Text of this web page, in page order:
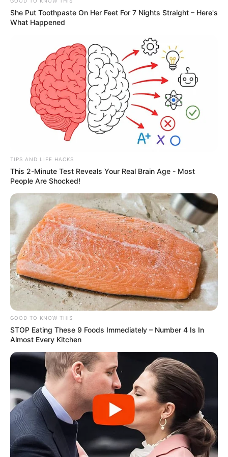
λωρίδα άμμου με θάλασσα και στις δύο
πλευρές, 90 λεπτά από Χαλκίδα
Ακολουθήστε το evianews.com στο Google
ΤΑ ΠΙΟ ΔΗΜΟΦΙΛΗ
She Put Toothpaste On Her Feet For 7 Nights Straight – Here's
What Happened
TIPS AND LIFE HACKS
This 2-Minute Test Reveals Your Real Brain Age - Most
People Are Shocked!
GOOD TO KNOW THIS
STOP Eating These 9 Foods Immediately – Number 4 Is In
Almost Every Kitchen